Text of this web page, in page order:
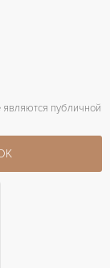
публичной